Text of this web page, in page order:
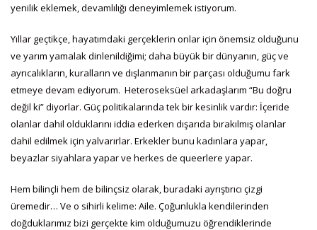
yenilik eklemek, devamlılığı deneyimlemek istiyorum.
Yıllar geçtikçe, hayatımdaki gerçeklerin onlar için önemsiz olduğunu
ve yarım yamalak dinlenildiğimi; daha büyük bir dünyanın, güç ve
ayrıcalıkların, kuralların ve dışlanmanın bir parçası olduğumu fark
etmeye devam ediyorum. Heteroseksüel arkadaşlarım “Bu doğru
değil ki” diyorlar. Güç politikalarında tek bir kesinlik vardır: İçeride
olanlar dahil olduklarını iddia ederken dışarıda bırakılmış olanlar
dahil edilmek için yalvarırlar. Erkekler bunu kadınlara yapar,
beyazlar siyahlara yapar ve herkes de queerlere yapar.
Hem bilinçli hem de bilinçsiz olarak, buradaki ayrıştırıcı çizgi
üremedir… Ve o sihirli kelime: Aile. Çoğunlukla kendilerinden
doğduklarımız bizi gerçekte kim olduğumuzu öğrendiklerinde